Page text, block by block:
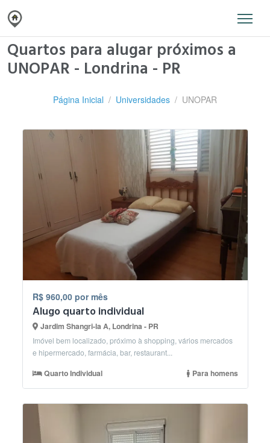
Quartos para alugar próximos a
UNOPAR - Londrina - PR
Página Inicial Universidades UNOPAR
R$ 960,00 por mês
Alugo quarto individual
Jardim Shangri-la A, Londrina - PR
Imóvel bem localizado, próximo à shopping, vários mercados
e hipermercado, farmácia, bar, restaurant...
Quarto Individual Para homens